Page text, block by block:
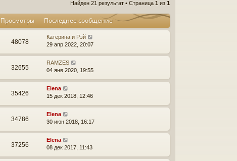
Найден 21 результат • Страница 1 из 1
Просмотры Последнее сообщение
48078
Катерина и Рэй
29 апр 2022, 20:07
32655
RAMZES
04 янв 2020, 19:55
35426
Elena
15 дек 2018, 12:46
34786
Elena
30 июн 2018, 16:17
37256
Elena
08 дек 2017, 11:43